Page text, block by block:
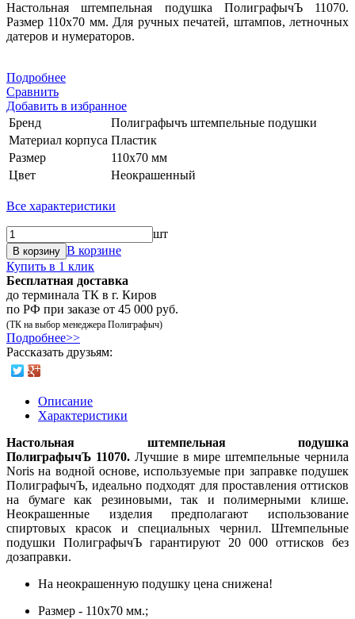
Настольная штемпельная подушка ПолиграфычЪ 11070.
Размер 110х70 мм. Для ручных печатей, штампов, летночных
датеров и нумераторов.
Подробнее
Сравнить
Добавить в избранное
Бренд
Полиграфычъ штемпельные подушки
Материал корпуса Пластик
Размер
110х70 мм
Цвет
Неокрашенный
Все характеристики
шт
В корзину В корзине
Купить в 1 клик
Бесплатная доставка
до терминала ТК в г. Киров
по РФ при заказе от 45 000 руб.
(ТК на выбор менеджера Полиграфыч)
Подробнее>>
Рассказать друзьям:
Описание
Характеристики
Настольная штемпельная подушка
ПолиграфычЪ 11070.Лучшие в мире штемпельные чернила
Noris на водной основе, используемые при заправке подушек
ПолиграфычЪ, идеально подходят для проставления оттисков
на бумаге как резиновыми, так и полимерными клише.
Неокрашенные изделия предполагают использование
спиртовых красок и специальных чернил. Штемпельные
подушки ПолиграфычЪ гарантируют 20 000 оттисков без
дозаправки.
На неокрашенную подушку цена снижена!
Размер - 110х70 мм.;